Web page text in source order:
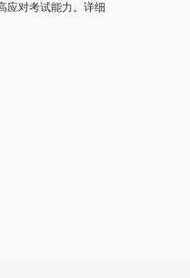
应对考试能力。详细